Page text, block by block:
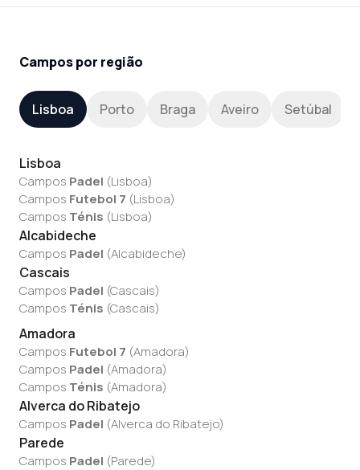
Campos por região
Lisboa Porto Braga Aveiro Setúbal
Lisboa
Campos Padel (Lisboa)
Campos Futebol 7 (Lisboa)
Campos Ténis (Lisboa)
Alcabideche
Campos Padel (Alcabideche)
Cascais
Campos Padel (Cascais)
Campos Ténis (Cascais)
Amadora
Campos Futebol 7 (Amadora)
Campos Padel (Amadora)
Campos Ténis (Amadora)
Alverca do Ribatejo
Campos Padel (Alverca do Ribatejo)
Parede
Campos Padel (Parede)